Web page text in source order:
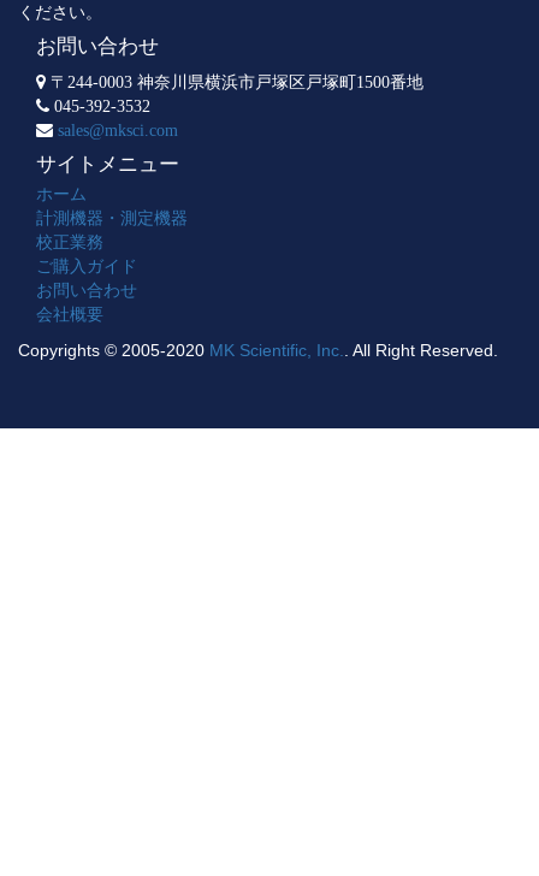
ください。
お問い合わせ
〒244-0003 神奈川県横浜市戸塚区戸塚町1500番地
045-392-3532
sales@mksci.com
サイトメニュー
ホーム
計測機器・測定機器
校正業務
ご購入ガイド
お問い合わせ
会社概要
Copyrights © 2005-2020 MK Scientific, Inc. . All Right Reserved.